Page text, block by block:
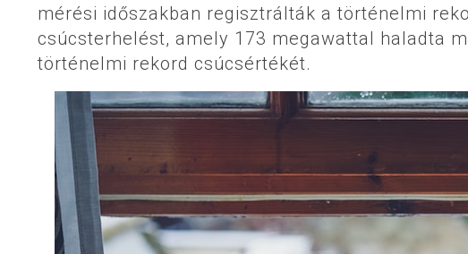
mérési időszakban regisztrálták a történelmi
csúcsterhelést, amely 173 megawattal haladta
történelmi rekord csúcsértékét.